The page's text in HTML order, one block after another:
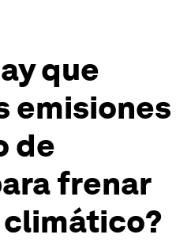
que
emisiones
de
frenar